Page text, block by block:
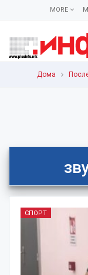
MORE
Дома
СПОРТ